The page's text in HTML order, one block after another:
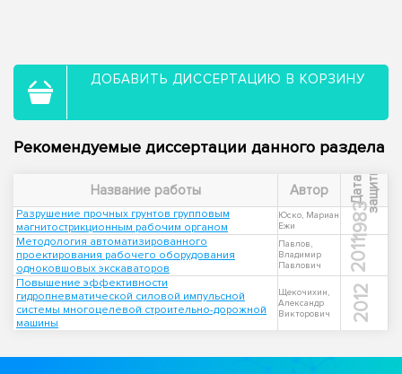
ДОБАВИТЬ ДИССЕРТАЦИЮ В КОРЗИНУ
Рекомендуемые диссертации данного раздела
Название работы Автор Д
а
т
а
з
а
щ
и
ты
Разрушение прочных грунтов групповым
магнитострикционным рабочим органом
Юско, Мариан
Ежи
1983
Методология автоматизированного
проектирования рабочего оборудования
одноковшовых экскаваторов
Павлов,
Владимир
Павлович
2011
Повышение эффективности
гидропневматической силовой импульсной
системы многоцелевой строительно-дорожной
машины
Щекочихин,
Александр
Викторович
2012